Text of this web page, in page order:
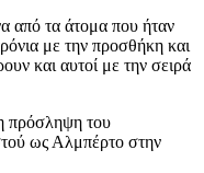
από τα άτομα που ήταν
με την προσθήκη και
και αυτοί με την σειρά
πρόσληψη του
ως Αλμπέρτο στην